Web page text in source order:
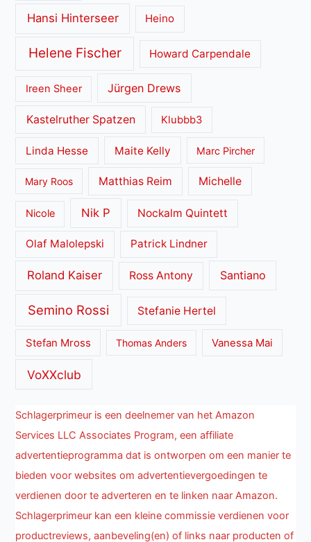
Hansi Hinterseer Heino
Helene Fischer Howard Carpendale
Ireen Sheer Jürgen Drews
Kastelruther Spatzen Klubbb3
Linda Hesse Maite Kelly Marc Pircher
Mary Roos Matthias Reim Michelle
Nicole Nik P Nockalm Quintett
Olaf Malolepski Patrick Lindner
Roland Kaiser Ross Antony Santiano
Semino Rossi Stefanie Hertel
Stefan Mross Thomas Anders Vanessa Mai
VoXXclub
Schlagerprimeur is een deelnemer van het Amazon
Services LLC Associates Program, een affiliate
advertentieprogramma dat is ontworpen om een manier te
bieden voor websites om advertentievergoedingen te
verdienen door te adverteren en te linken naar Amazon.
Schlagerprimeur kan een kleine commissie verdienen voor
productreviews, aanbeveling(en) of links naar producten of